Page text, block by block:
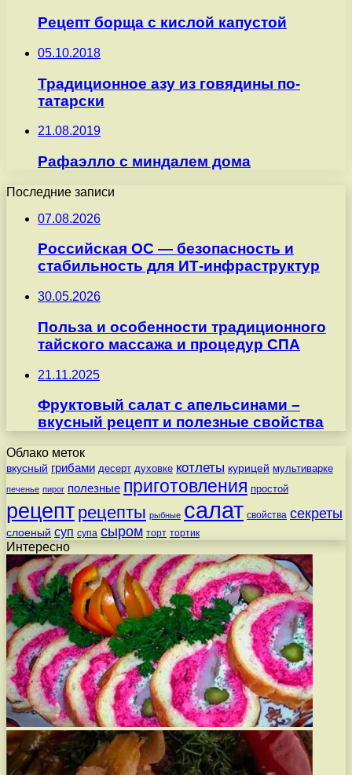
Рецепт борща с кислой капустой
05.10.2018
Традиционное азу из говядины по-
татарски
21.08.2019
Рафаэлло с миндалем дома
Последние записи
07.08.2026
Российская ОС — безопасность и
стабильность для ИТ-инфраструктур
30.05.2026
Польза и особенности традиционного
тайского массажа и процедур СПА
21.11.2025
Фруктовый салат с апельсинами –
вкусный рецепт и полезные свойства
Облако меток
вкусный грибами десерт духовке котлеты курицей мультиварке
печенье пирог полезные приготовления простой
рецепт рецепты рыбные салат свойства секреты
слоеный суп супа сыром торт тортик
Интересно